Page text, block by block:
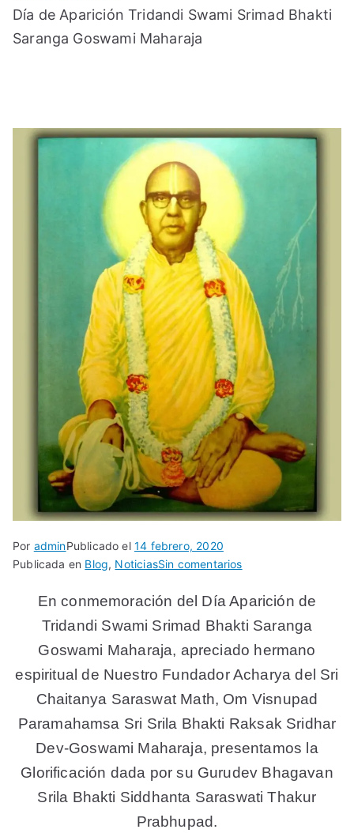
Día de Aparición Tridandi Swami Srimad Bhakti
Saranga Goswami Maharaja
Por adminPublicado el 14 febrero, 2020
Publicada en Blog, NoticiasSin comentariosen
de
Aparición
Swami
Srimad
Bhakti
Saranga
Goswami
Maharaja
En conmemoración del Día Aparición de
Tridandi Swami Srimad Bhakti Saranga
Goswami Maharaja, apreciado hermano
espiritual de Nuestro Fundador Acharya del Sri
Chaitanya Saraswat Math, Om Visnupad
Paramahamsa Sri Srila Bhakti Raksak Sridhar
Dev-Goswami Maharaja, presentamos la
Glorificación dada por su Gurudev Bhagavan
Srila Bhakti Siddhanta Saraswati Thakur
Prabhupad.